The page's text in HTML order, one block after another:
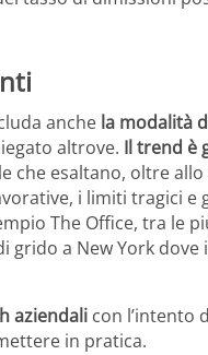
anche la modalità
altrove. Il trend è
che esaltano, oltre
i limiti tragici e
The Office, tra le
grido a New York
aziendali con l’intento
in pratica.